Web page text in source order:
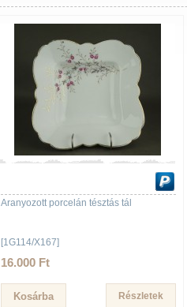
Aranyozott porcelán tésztás tál
[1G114/X167]
16.000 Ft
Részletek